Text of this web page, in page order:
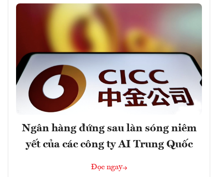
Ngân hàng đứng sau làn sóng niêm
yết của các công ty AI Trung Quốc
Đọc ngay